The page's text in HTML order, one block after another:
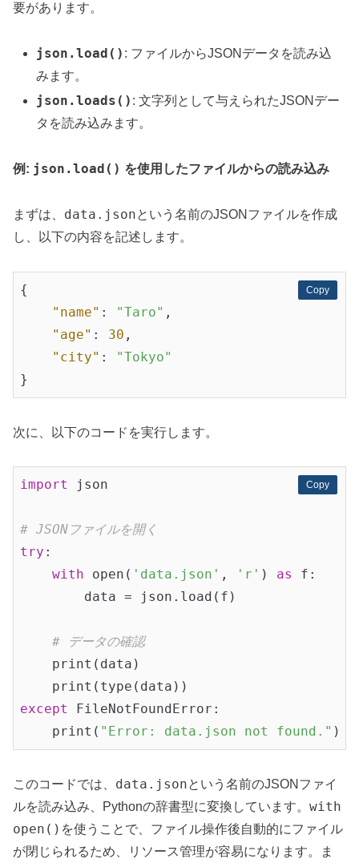
要があります。
json.load() : ファイルからJSONデータを読み込
みます。
json.loads() : 文字列として与えられたJSONデー
タを読み込みます。
例: json.load() を使用したファイルからの読み込み
まずは、 data.jsonという名前のJSONファイルを作成
し、以下の内容を記述します。
Copy
Copy
{
"name" : "Taro" ,
"age" : 30 ,
"city" :
"Tokyo"
次に、以下のコードを実行します。
Copy
Copy
import json
# JSONファイルを開く
try :
with open( 'data.json' , 'r' ) as
f:
        data = json.load(f)
# データの確認
    print(data)
except
FileNotFoundError:
    print(
"Error: data.json not found."
このコードでは、 data.jsonという名前のJSONファイ
ルを読み込み、Pythonの辞書型に変換しています。 with
open() を使うことで、ファイル操作後自動的にファイル
が閉じられるため、リソース管理が容易になります。ま